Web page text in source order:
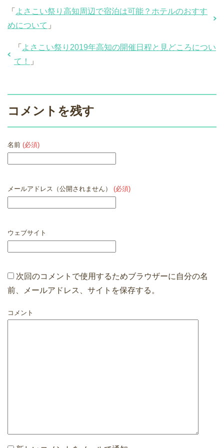
「 よさこい祭り高知周辺で宿泊は可能？ホテルのおすす
めについて 」
「 よさこい祭り2019年高知の開催日程と見どころについ
て！
」
コメントを残す
名前 (必須)
メールアドレス（公開されません） (必須)
ウェブサイト
次回のコメントで使用するためブラウザーに自分の名
前、メールアドレス、サイトを保存する。
コメント